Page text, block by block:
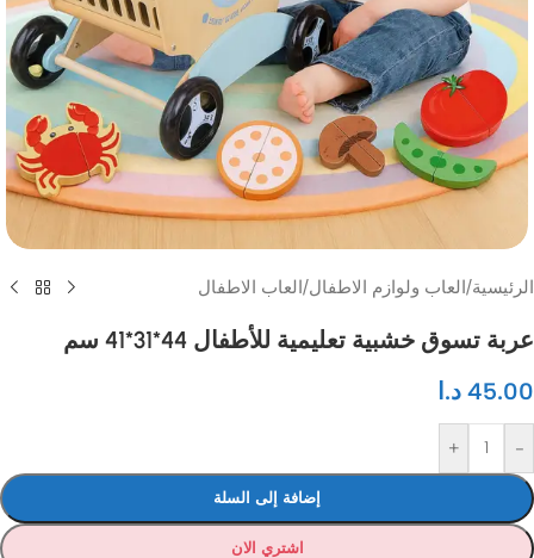
الرئيسية/العاب ولوازم الاطفال/العاب الاطفال
عربة تسوق خشبية تعليمية للأطفال 44*31*41 سم
45.00 د.ا
-
+
إضافة إلى السلة
اشتري الان